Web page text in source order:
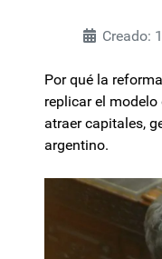
Creado:
Por qué la
replicar el
atraer capitales,
argentino.